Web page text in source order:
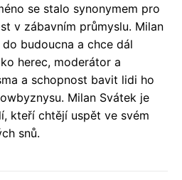
se stalo synonymem pro
v zábavním průmyslu. Milan
budoucna a chce dál
herec, moderátor a
a schopnost bavit lidi ho
Milan Svátek je
kteří chtějí uspět ve svém
snů.